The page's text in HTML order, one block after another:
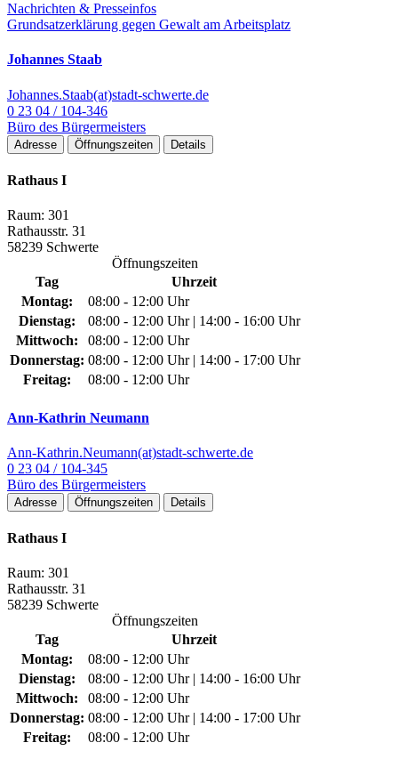
Nachrichten & Presseinfos
Grundsatzerklärung gegen Gewalt am Arbeitsplatz
Johannes Staab
Johannes.Staab(at)stadt-schwerte.de
0 23 04 / 104-346
Büro des Bürgermeisters
Adresse Öffnungszeiten Details
Rathaus I
Raum: 301
Rathausstr. 31
58239 Schwerte
Öffnungszeiten
Tag
Uhrzeit
Montag:
08:00 - 12:00 Uhr
Dienstag:
08:00 - 12:00 Uhr | 14:00 - 16:00 Uhr
Mittwoch:
08:00 - 12:00 Uhr
Donnerstag: 08:00 - 12:00 Uhr | 14:00 - 17:00 Uhr
Freitag:
08:00 - 12:00 Uhr
Ann-Kathrin Neumann
Ann-Kathrin.Neumann(at)stadt-schwerte.de
0 23 04 / 104-345
Büro des Bürgermeisters
Adresse Öffnungszeiten Details
Rathaus I
Raum: 301
Rathausstr. 31
58239 Schwerte
Öffnungszeiten
Tag
Uhrzeit
Montag:
08:00 - 12:00 Uhr
Dienstag:
08:00 - 12:00 Uhr | 14:00 - 16:00 Uhr
Mittwoch:
08:00 - 12:00 Uhr
Donnerstag: 08:00 - 12:00 Uhr | 14:00 - 17:00 Uhr
Freitag:
08:00 - 12:00 Uhr